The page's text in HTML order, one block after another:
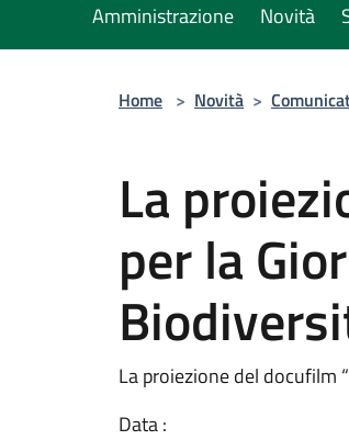
Amministrazione Novità
Home > Novità >
La
per la
La proiezione del docufilm
Data :